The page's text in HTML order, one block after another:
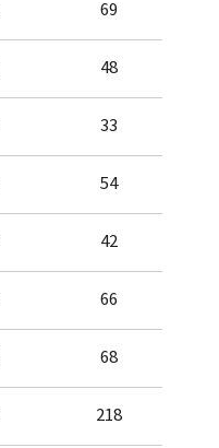
69
48
33
54
42
66
68
218